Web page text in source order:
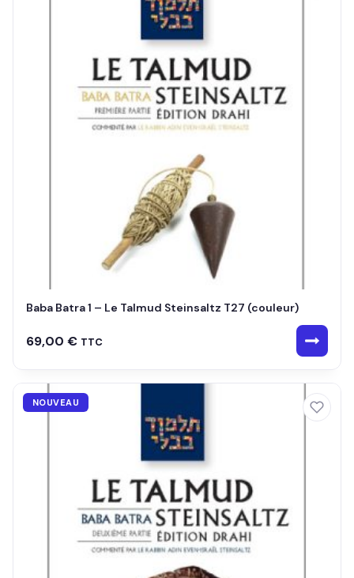
Baba Batra 1 – Le Talmud Steinsaltz T27 (couleur)
69,00 € TTC
NOUVEAU